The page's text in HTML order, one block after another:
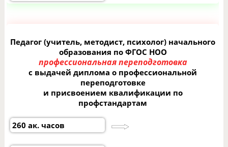
Педагог (учитель, методист, психолог) начального
образования по ФГОС НОО
профессиональная переподготовка
с выдачей диплома о профессиональной
переподготовке
и присвоением квалификации по
профстандартам
260 ак. часов